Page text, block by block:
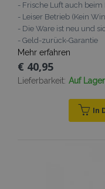
- Frische Luft auch beim
- Leiser Betrieb (Kein
- Die Ware ist neu und
- Geld-zurück-Garantie
Mehr erfahren
€ 40,95
Lieferbarkeit: Auf Lager
In